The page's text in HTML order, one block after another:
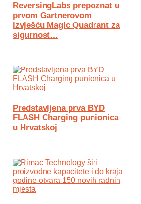
ReversingLabs prepoznat u
prvom Gartnerovom
izvješću Magic Quadrant za
sigurnost…
Predstavljena prva BYD
FLASH Charging punionica
u Hrvatskoj